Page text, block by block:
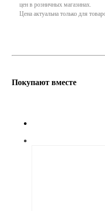
цен в розничных магазинах.
Цена актуальна только для
Покупают вместе